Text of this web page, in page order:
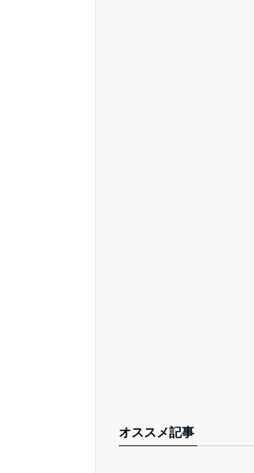
オススメ記事